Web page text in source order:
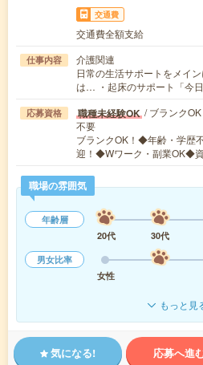
交通費
交通費全額支給
仕事内容
介護関連
日常の生活サポートをメイ
は… ・起床のサポート「今
応募資格 職種未経験OK / ブランク
不要
ブランクOK！◆年齢・学歴
迎！◆Wワーク・副業OK◆
職場の雰囲気
年齢層
20代
30代
男女比率
女性
もっと見
気になる! 応募へ進